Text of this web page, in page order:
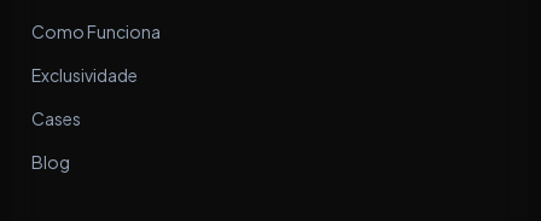
Como Funciona
Exclusividade
Cases
Blog